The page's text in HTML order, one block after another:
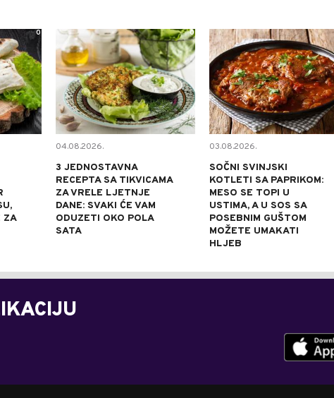
0
ZA
0
04.08.2026.
3 JEDNOSTAVNA
RECEPTA SA TIKVICAMA
ZA VRELE LJETNJE
DANE: SVAKI ĆE VAM
ODUZETI OKO POLA
SATA
03.08.2026.
SOČNI SVINJSKI
KOTLETI SA PAPRIKOM:
MESO SE TOPI U
USTIMA, A U SOS SA
POSEBNIM GUŠTOM
MOŽETE UMAKATI
HLJEB